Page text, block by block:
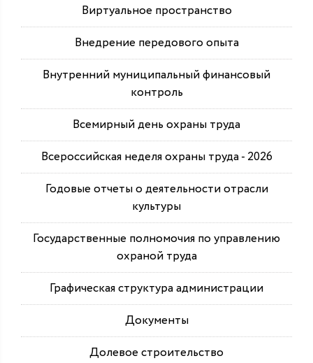
Виртуальное пространство
Внедрение передового опыта
Внутренний муниципальный финансовый
контроль
Всемирный день охраны труда
Всероссийская неделя охраны труда - 2026
Годовые отчеты о деятельности отрасли
культуры
Государственные полномочия по управлению
охраной труда
Графическая структура администрации
Документы
Долевое строительство